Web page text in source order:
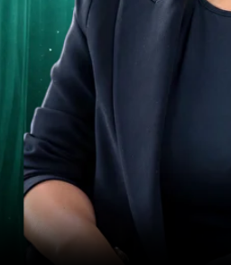
Aybdorlik, solishtirish va o‘zini past